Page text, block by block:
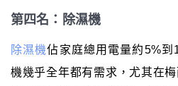
第四名：除濕機
除濕機佔家庭總用電量約5%
機幾乎全年都有需求，尤其在